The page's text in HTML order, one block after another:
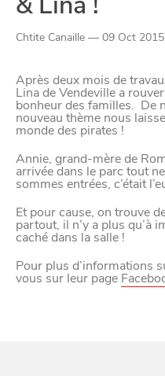
Chtite Canaille — 09 Oct 2015
Après deux mois de
Lina de Vendeville a
bonheur des familles. De
nouveau thème nous
monde des pirates !
Annie, grand-mère de
arrivée dans le parc tout
sommes entrées, c’était
Et pour cause, on trouve
partout, il n’y a plus qu’à
caché dans la salle !
Pour plus d’informations
vous sur leur page
Afin de faciliter votre
apporter le meilleur
des cookies pour
Nos politique de